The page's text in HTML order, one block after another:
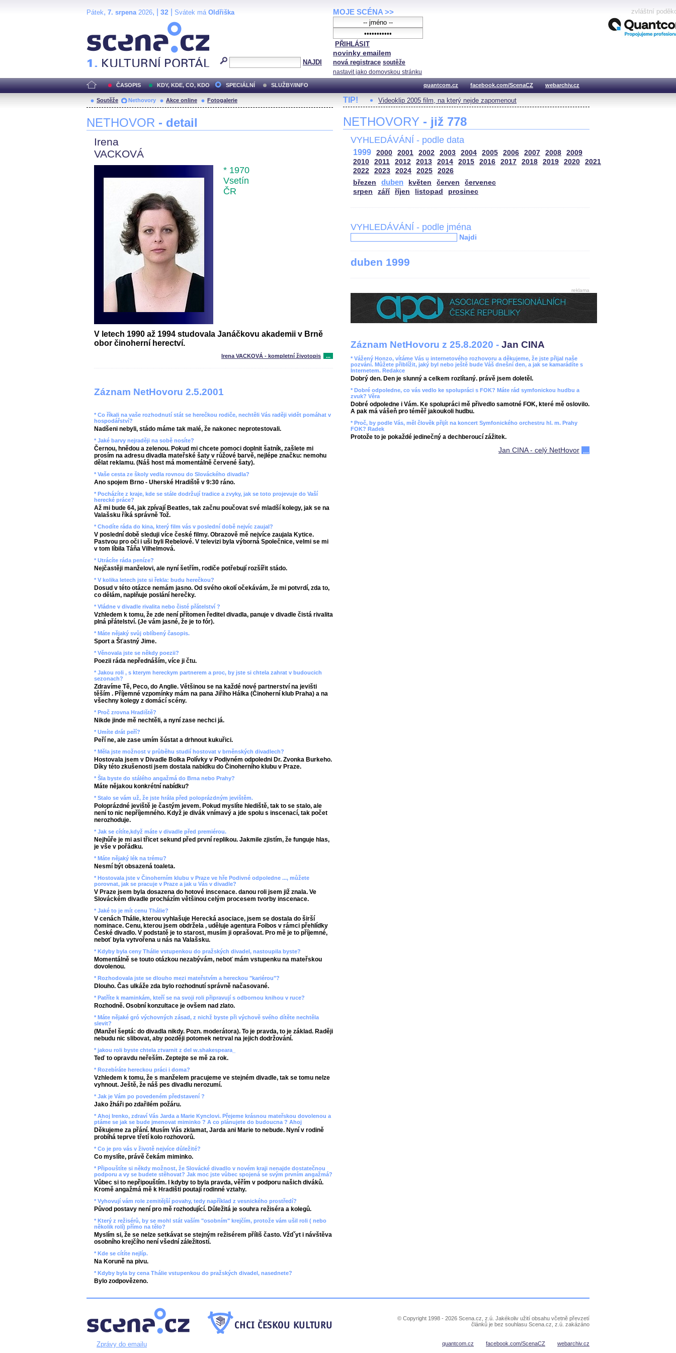
Pátek, 7. srpena2026, | 32 Svátek má Oldřiška
NAJDI
MOJE SCÉNA >>
PŘIHLÁSIT
novinky emailem
nová registrace soutěže
nastavit jako domovskou stránku
zvláštní
ČASOPIS KDY, KDE, CO, KDO SPECIÁLNÍ SLUŽBY/INFO quantcom.cz facebook.com/ScenaCZ webarchiv.cz
Soutěže Nethovory Akce online Fotogalerie
NETHOVOR - detail
Irena
VACKOVÁ
* 1970
Vsetín
ČR
V letech 1990 až 1994 studovala Janáčkovu akademii v Brně
obor činoherní herectví.
Irena VACKOVÁ - kompletní životopis ...
Záznam NetHovoru 2.5.2001
* Co říkali na vaše rozhodnutí stát se herečkou rodiče, nechtěli Vás raději vidět pomáhat v
hospodářství?
Nadšeni nebyli, stádo máme tak malé, že nakonec neprotestovali.
* Jaké barvy nejraději na sobě nosíte?
Černou, hnědou a zelenou. Pokud mi chcete pomoci doplnit šatník, zašlete mi
prosím na adresu divadla mateřské šaty v růžové barvě, nejlépe značku: nemohu
dělat reklamu. (Náš host má momentálně červené šaty).
* Vaše cesta ze školy vedla rovnou do Slováckého divadla?
Ano spojem Brno - Uherské Hradiště v 9:30 ráno.
* Pocházíte z kraje, kde se stále dodržují tradice a zvyky, jak se toto projevuje do Vaší
herecké práce?
Až mi bude 64, jak zpívají Beatles, tak začnu poučovat své mladší kolegy, jak se na
Valašsku říká správně Tož.
* Chodíte ráda do kina, který film vás v poslední době nejvíc zaujal?
V poslední době sleduji více české filmy. Obrazově mě nejvíce zaujala Kytice.
Pastvou pro oči i uši byli Rebelové. V televizi byla výborná Společnice, velmi se mi
v tom líbila Táňa Vilhelmová.
* Utrácíte ráda peníze?
Nejčastěji manželovi, ale nyní šetřím, rodiče potřebují rozšířit stádo.
* V kolika letech jste si řekla: budu herečkou?
Dosud v této otázce nemám jasno. Od svého okolí očekávám, že mi potvrdí, zda to,
co dělám, naplňuje poslání herečky.
* Vládne v divadle rivalita nebo čisté přátelství ?
Vzhledem k tomu, že zde není přítomen ředitel divadla, panuje v divadle čistá rivalita
plná přátelství. (Je vám jasné, že je to fór).
* Máte nějaký svůj oblíbený časopis.
Sport a Šťastný Jime.
* Věnovala jste se někdy poezii?
Poezii ráda nepřednáším, více ji čtu.
* Jakou roli , s kterym hereckym partnerem a proc, by jste si chtela zahrat v budoucich
sezonach?
Zdravíme Tě, Peco, do Anglie. Většinou se na každé nové partnerství na jevišti
těším . Příjemné vzpomínky mám na pana Jiřího Hálka (Činoherní klub Praha) a na
všechny kolegy z domácí scény.
* Proč zrovna Hradiště?
Nikde jinde mě nechtěli, a nyní zase nechci já.
* Umíte drát peří?
Peří ne, ale zase umím šústat a drhnout kukuřici.
* Měla jste možnost v průběhu studií hostovat v brněnských divadlech?
Hostovala jsem v Divadle Bolka Polívky v Podivném odpoledni Dr. Zvonka Burkeho.
Díky této zkušenosti jsem dostala nabídku do Činoherního klubu v Praze.
* Šla byste do stálého angažmá do Brna nebo Prahy?
Máte nějakou konkrétní nabídku?
* Stalo se vám už, že jste hrála před poloprázdným jevištěm.
Poloprázdné jeviště je častým jevem. Pokud myslíte hlediště, tak to se stalo, ale
není to nic nepříjemného. Když je divák vnímavý a jde spolu s inscenací, tak počet
nerozhoduje.
* Jak se cítíte,když máte v divadle před premiérou.
Nejhůře je mi asi třicet sekund před první replikou. Jakmile zjistím, že funguje hlas,
je vše v pořádku.
* Máte nějaký lék na trému?
Nesmí být obsazená toaleta.
* Hostovala jste v Činoherním klubu v Praze ve hře Podivné odpoledne ..., můžete
porovnat, jak se pracuje v Praze a jak u Vás v divadle?
V Praze jsem byla dosazena do hotové inscenace. danou roli jsem již znala. Ve
Slováckém divadle procházím většinou celým procesem tvorby inscenace.
* Jaké to je mít cenu Thálie?
V cenách Thálie, kterou vyhlašuje Herecká asociace, jsem se dostala do širší
nominace. Cenu, kterou jsem obdržela , uděluje agentura Foibos v rámci přehlídky
České divadlo. V podstatě je to starost, musím ji oprašovat. Pro mě je to příjemné,
neboť byla vytvořena u nás na Valašsku.
* Kdyby byla ceny Thálie vstupenkou do pražských divadel, nastoupila byste?
Momentálně se touto otázkou nezabývám, neboť mám vstupenku na mateřskou
dovolenou.
* Rozhodovala jste se dlouho mezi mateřstvím a hereckou "kariérou"?
Dlouho. Čas ulkáže zda bylo rozhodnutí správně načasované.
* Patříte k maminkám, kteří se na svoji roli připravují s odbornou knihou v ruce?
Rozhodně. Osobní konzultace je ovšem nad zlato.
* Máte nějaké gró výchovných zásad, z nichž byste při výchově svého dítěte nechtěla
slevit?
(Manžel šeptá: do divadla nikdy. Pozn. moderátora). To je pravda, to je základ. Raději
nebudu nic slibovat, aby později potomek netrval na jejich dodržování.
* jakou roli byste chtela ztvarnit z del w.shakespeara_
Teď to opravdu neřeším. Zeptejte se mě za rok.
* Rozebíráte hereckou práci i doma?
Vzhledem k tomu, že s manželem pracujeme ve stejném divadle, tak se tomu nelze
vyhnout. Ještě, že náš pes divadlu nerozumí.
* Jak je Vám po povedeném představení ?
Jako žháři po zdařilém požáru.
* Ahoj Irenko, zdraví Vás Jarda a Marie Kynclovi. Přejeme krásnou mateřskou dovolenou a
ptáme se jak se bude jmenovat miminko ? A co plánujete do budoucna ? Ahoj
Děkujeme za přání. Musím Vás zklamat, Jarda ani Marie to nebude. Nyní v rodině
probíhá teprve třetí kolo rozhovorů.
* Co je pro vás v životě nejvíce důležité?
Co myslíte, právě čekám miminko.
* Připouštíte si někdy možnost, že Slovácké divadlo v novém kraji nenajde dostatečnou
podporu a vy se budete stěhovat? Jak moc jste vůbec spojená se svým prvním angažmá?
Vůbec si to nepřipouštím. I kdyby to byla pravda, věřím v podporu našich diváků.
Kromě angažmá mě k Hradišti poutají rodinné vztahy.
* Vyhovují vám role zemitější povahy, tedy například z vesnického prostředí?
Původ postavy není pro mě rozhodující. Důležitá je souhra režiséra a kolegů.
* Který z režisérů, by se mohl stát vaším "osobním" krejčím, protože vám ušil roli ( nebo
několik rolí) přímo na tělo?
Myslím si, že se nelze setkávat se stejným režisérem příliš často. Vždˇyt i návštěva
osobního krejčího není všední záležitostí.
* Kde se cítíte nejlíp.
Na Koruně na pivu.
* Kdyby byla by cena Thálie vstupenkou do pražských divadel, nasednete?
Bylo zodpovězeno.
TIP! Videoklip 2005 film, na který nejde zapomenout
NETHOVORY - již 778
VYHLEDÁVÁNÍ - podle data
1999 2000 2001 2002 2003 2004 2005 2006 2007 2008
2009
2010
2011 2012 2013 2014 2015 2016 2017 2018 2019 2020
2021
2022
2023 2024 2025
2026
březen
duben květen červen
červenec
srpen
září říjen listopad prosinec
VYHLEDÁVÁNÍ - podle jména
Najdi
duben 1999
reklama
Záznam NetHovoru z 25.8.2020 - Jan CINA
* Vážený Honzo, vítáme Vás u internetového rozhovoru a děkujeme, že jste přijal naše
pozvání. Můžete přiblížit, jaký byl nebo ještě bude Váš dnešní den, a jak se kamarádíte s
Internetem. Redakce
Dobrý den. Den je slunný a celkem rozlítaný. právě jsem doletěl.
* Dobré odpoledne, co vás vedlo ke spolupráci s FOK? Máte rád symfonickou hudbu a
zvuk? Věra
Dobré odpoledne i Vám. Ke spolupráci mě přivedlo samotné FOK, které mě oslovilo.
A pak má vášeň pro téměř jakoukoli hudbu.
* Proč, by podle Vás, měl člověk přijít na koncert Symfonického orchestru hl. m. Prahy
FOK? Radek
Protože to je pokaždé jedinečný a dechberoucí zážitek.
Jan CINA - celý NetHovor
© Copyright 1998 - 2026 Scena.cz, z.ú. Jakékoliv užití obsahu včetně převzetí
článků je bez souhlasu Scena.cz, z.ú. zakázáno
Zprávy do emailu quantcom.cz facebook.com/ScenaCZ webarchiv.cz